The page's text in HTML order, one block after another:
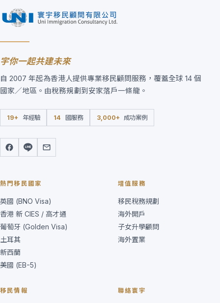
宇你一起共建未來
自 2007 年起為香港人提供專業移民顧問服務，覆蓋全球 14 個
國家／地區。由稅務規劃到安家落戶一條龍。
19+ 年經驗 14 國服務 3,000+ 成功案例
熱門移民國家
英國 (BNO Visa)
香港 新 CIES / 高才通
葡萄牙 (Golden Visa)
土耳其
新西蘭
美國 (EB-5)
增值服務
移民稅務規劃
海外開戶
子女升學顧問
海外置業
移民情報 聯絡寰宇